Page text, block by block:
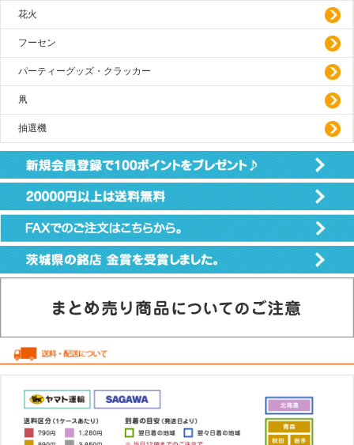
花火
フーセン
パーティーグッズ・クラッカー
凧
抽選機